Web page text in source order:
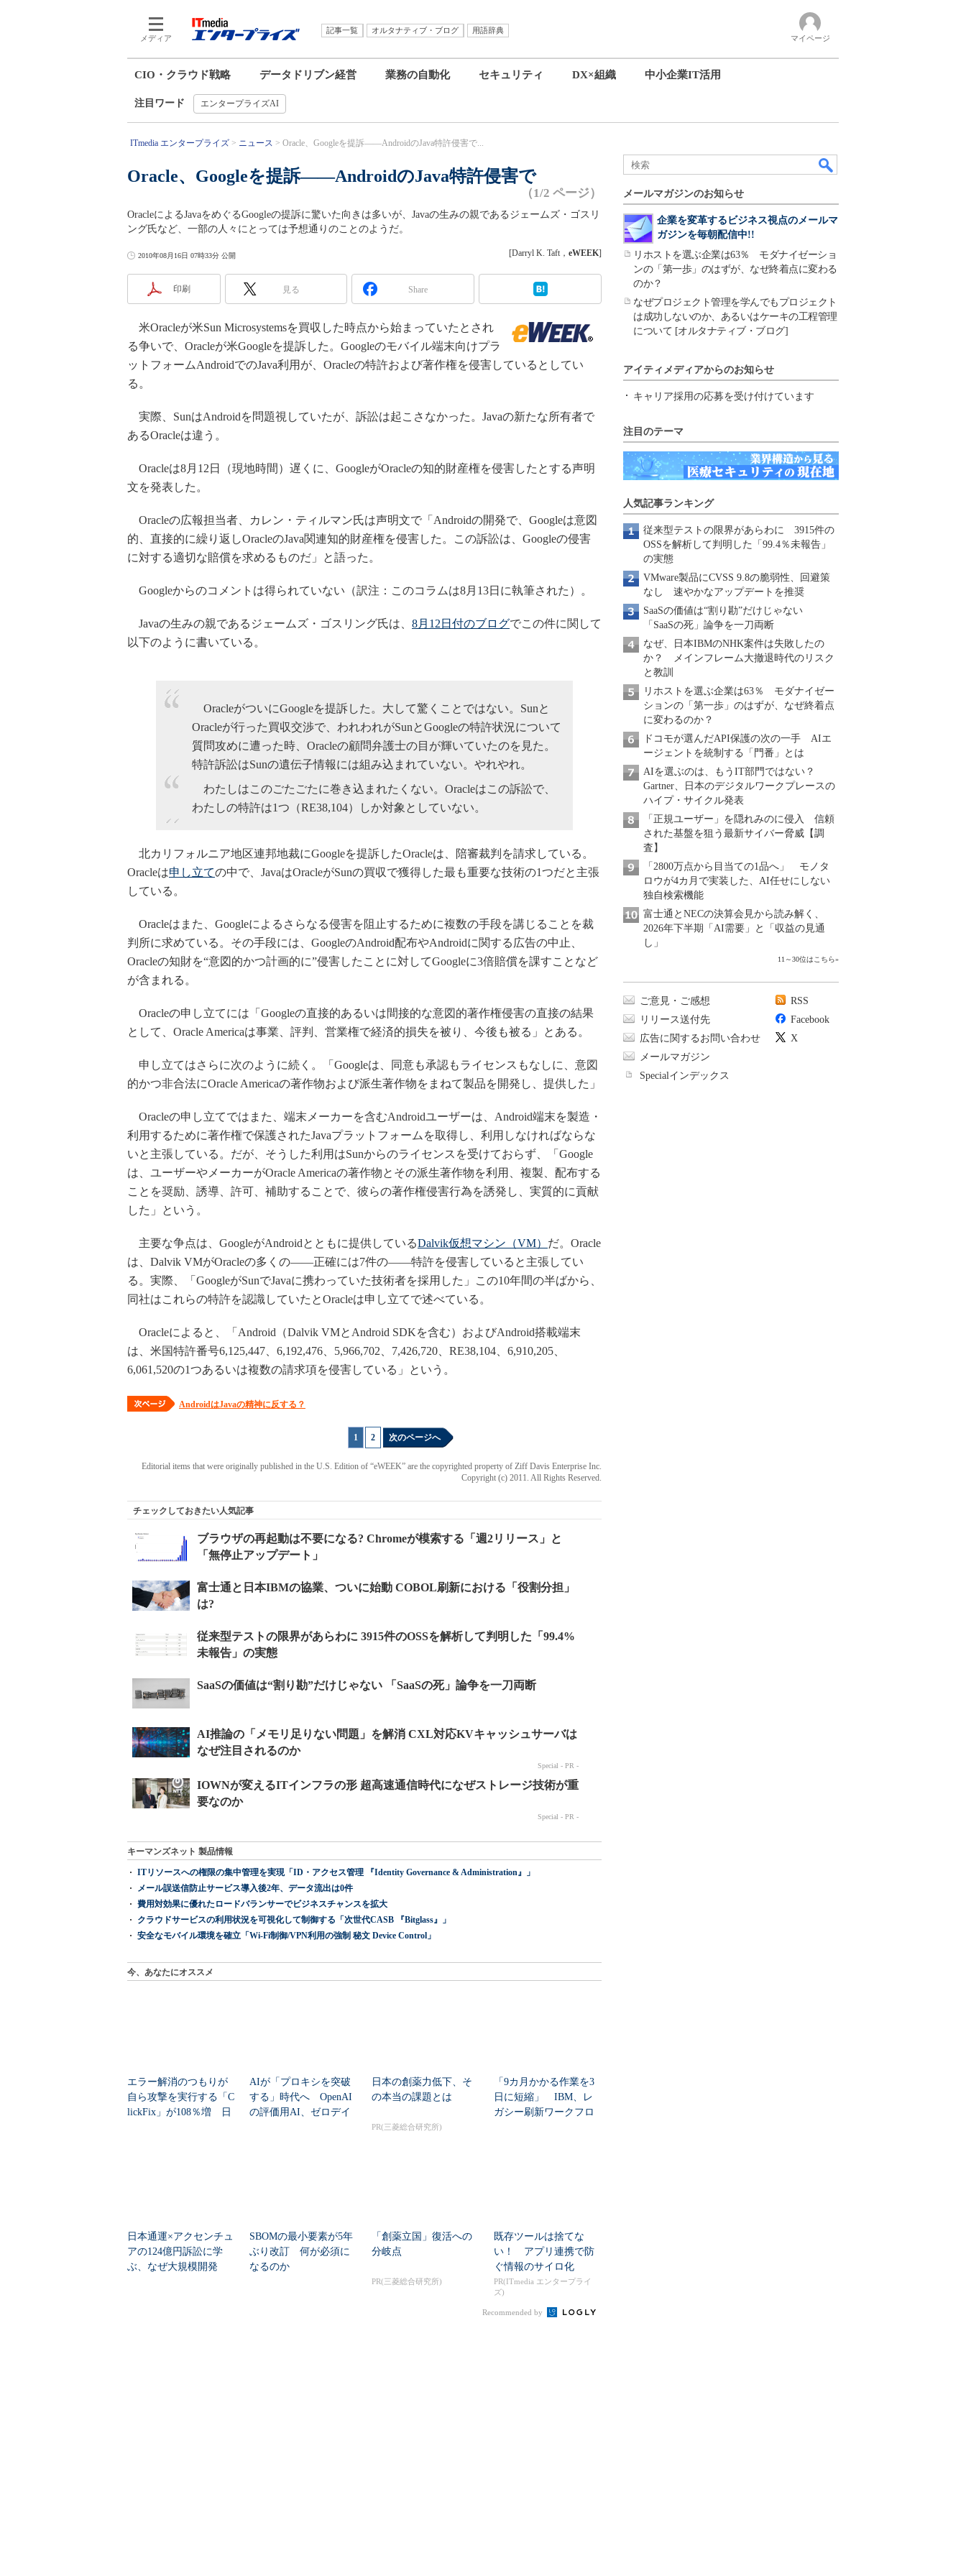
メディア
記事一覧 オルタナティブ・ブログ
用語辞典
マイページ
CIO・クラウド戦略 データドリブン経営 業務の自動化 セキュリティ DX×組織 中小企業IT活用
注目ワード エンタープライズAI
ITmedia エンタープライズ ニュース Oracle、Googleを提訴――AndroidのJava特許侵害で...
Oracle、Googleを提訴――AndroidのJava特許侵害で
（1/2 ページ）
OracleによるJavaをめぐるGoogleの提訴に驚いた向きは多いが、Javaの生みの親であるジェームズ・ゴスリ
ング氏など、一部の人々にとっては予想通りのことのようだ。
2010年08月16日 07時33分 公開 [Darryl K. Taft， eWEEK]
印刷 見る Share
米Oracleが米Sun Microsystemsを買収した時点から始まっていたとされ
る争いで、Oracleが米Googleを提訴した。Googleのモバイル端末向けプラ
ットフォームAndroidでのJava利用が、Oracleの特許および著作権を侵害しているとしてい
る。
実際、SunはAndroidを問題視していたが、訴訟は起こさなかった。Javaの新たな所有者で
あるOracleは違う。
Oracleは8月12日（現地時間）遅くに、GoogleがOracleの知的財産権を侵害したとする声明
文を発表した。
Oracleの広報担当者、カレン・ティルマン氏は声明文で「Androidの開発で、Googleは意図
的、直接的に繰り返しOracleのJava関連知的財産権を侵害した。この訴訟は、Googleの侵害
に対する適切な賠償を求めるものだ」と語った。
Googleからのコメントは得られていない（訳注：このコラムは8月13日に執筆された）。
Javaの生みの親であるジェームズ・ゴスリング氏は、 8月12日付のブログでこの件に関して
以下のように書いている。
OracleがついにGoogleを提訴した。大して驚くことではない。Sunと
Oracleが行った買収交渉で、われわれがSunとGoogleの特許状況について
質問攻めに遭った時、Oracleの顧問弁護士の目が輝いていたのを見た。
特許訴訟はSunの遺伝子情報には組み込まれていない。やれやれ。
わたしはこのごたごたに巻き込まれたくない。Oracleはこの訴訟で、
わたしの特許は1つ（RE38,104）しか対象としていない。
北カリフォルニア地区連邦地裁にGoogleを提訴したOracleは、陪審裁判を請求している。
Oracleは申し立ての中で、JavaはOracleがSunの買収で獲得した最も重要な技術の1つだと主張
している。
Oracleはまた、Googleによるさらなる侵害を阻止するために複数の手段を講じることを裁
判所に求めている。その手段には、GoogleのAndroid配布やAndroidに関する広告の中止、
Oracleの知財を“意図的かつ計画的に”侵害したことに対してGoogleに3倍賠償を課すことなど
が含まれる。
Oracleの申し立てには「Googleの直接的あるいは間接的な意図的著作権侵害の直接の結果
として、Oracle Americaは事業、評判、営業権で経済的損失を被り、今後も被る」とある。
申し立てはさらに次のように続く。「Googleは、同意も承認もライセンスもなしに、意図
的かつ非合法にOracle Americaの著作物および派生著作物をまねて製品を開発し、提供した」
Oracleの申し立てではまた、端末メーカーを含むAndroidユーザーは、Android端末を製造・
利用するために著作権で保護されたJavaプラットフォームを取得し、利用しなければならな
いと主張している。だが、そうした利用はSunからのライセンスを受けておらず、「Google
は、ユーザーやメーカーがOracle Americaの著作物とその派生著作物を利用、複製、配布する
ことを奨励、誘導、許可、補助することで、彼らの著作権侵害行為を誘発し、実質的に貢献
した」という。
主要な争点は、GoogleがAndroidとともに提供しているDalvik仮想マシン（VM） だ。Oracle
は、Dalvik VMがOracleの多くの――正確には7件の――特許を侵害していると主張してい
る。実際、「GoogleがSunでJavaに携わっていた技術者を採用した」この10年間の半ばから、
同社はこれらの特許を認識していたとOracleは申し立てで述べている。
Oracleによると、「Android（Dalvik VMとAndroid SDKを含む）およびAndroid搭載端末
は、米国特許番号6,125,447、6,192,476、5,966,702、7,426,720、RE38,104、6,910,205、
6,061,520の1つあるいは複数の請求項を侵害している」という。
AndroidはJavaの精神に反する？
1 2 次のページへ
Editorial items that were originally published in the U.S. Edition of “eWEEK” are the copyrighted property of Ziff Davis Enterprise Inc.
Copyright (c) 2011. All Rights Reserved.
チェックしておきたい人気記事
キーマンズネット 製品情報
ITリソースへの権限の集中管理を実現「ID・アクセス管理 『Identity Governance & Administration』」
メール誤送信防止サービス導入後2年、データ流出は0件
費用対効果に優れたロードバランサーでビジネスチャンスを拡大
クラウドサービスの利用状況を可視化して制御する「次世代CASB 『Bitglass』」
安全なモバイル環境を確立「Wi-Fi制御/VPN利用の強制 秘文 Device Control」
今、あなたにオススメ
エラー解消のつもりが
自ら攻撃を実行する「C
lickFix」が108％増 日
AIが「プロキシを突破
する」時代へ OpenAI
の評価用AI、ゼロデイ
日本の創薬力低下、そ
の本当の課題とは
PR(三菱総合研究所)
「9カ月かかる作業を3
日に短縮」 IBM、レ
ガシー刷新ワークフロ
日本通運×アクセンチュ
アの124億円訴訟に学
ぶ、なぜ大規模開発
SBOMの最小要素が5年
ぶり改訂 何が必須に
なるのか
「創薬立国」復活への
分岐点
PR(三菱総合研究所)
既存ツールは捨てな
い！ アプリ連携で防
ぐ情報のサイロ化
PR(ITmedia エンタープライ
ズ)
Recommended by
メールマガジンのお知らせ
企業を変革するビジネス視点のメールマ
ガジンを毎朝配信中!!
リホストを選ぶ企業は63％ モダナイゼーショ
ンの「第一歩」のはずが、なぜ終着点に変わる
のか？
なぜプロジェクト管理を学んでもプロジェクト
は成功しないのか、あるいはケーキの工程管理
について [オルタナティブ・ブログ]
アイティメディアからのお知らせ
キャリア採用の応募を受け付けています
注目のテーマ
人気記事ランキング
従来型テストの限界があらわに 3915件の
OSSを解析して判明した「99.4％未報告」
の実態
VMware製品にCVSS 9.8の脆弱性、回避策
なし 速やかなアップデートを推奨
SaaSの価値は“割り勘”だけじゃない
「SaaSの死」論争を一刀両断
なぜ、日本IBMのNHK案件は失敗したの
か？ メインフレーム大撤退時代のリスク
と教訓
リホストを選ぶ企業は63％ モダナイゼー
ションの「第一歩」のはずが、なぜ終着点
に変わるのか？
ドコモが選んだAPI保護の次の一手 AIエ
ージェントを統制する「門番」とは
AIを選ぶのは、もうIT部門ではない？
Gartner、日本のデジタルワークプレースの
ハイプ・サイクル発表
「正規ユーザー」を隠れみのに侵入 信頼
された基盤を狙う最新サイバー脅威【調
査】
「2800万点から目当ての1品へ」 モノタ
ロウが4カ月で実装した、AI任せにしない
独自検索機能
富士通とNECの決算会見から読み解く、
2026年下半期「AI需要」と「収益の見通
し」
11～30位はこちら»
ご意見・ご感想
リリース送付先
広告に関するお問い合わせ
メールマガジン
Specialインデックス
RSS
Facebook
X